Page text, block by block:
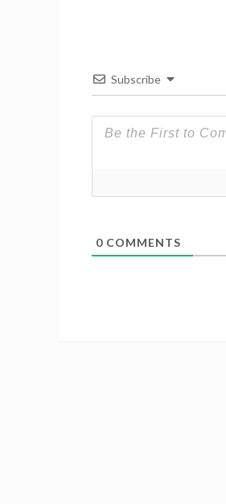
Subscribe
0 COMMENTS